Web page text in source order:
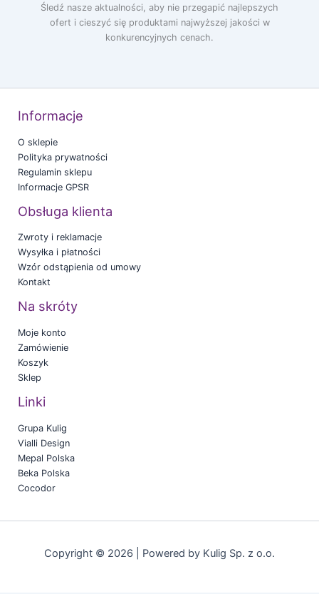
Śledź nasze aktualności, aby nie przegapić najlepszych
ofert i cieszyć się produktami najwyższej jakości w
konkurencyjnych cenach.
Informacje
O sklepie
Polityka prywatności
Regulamin sklepu
Informacje GPSR
Obsługa klienta
Zwroty i reklamacje
Wysyłka i płatności
Wzór odstąpienia od umowy
Kontakt
Na skróty
Moje konto
Zamówienie
Koszyk
Sklep
Linki
Grupa Kulig
Vialli Design
Mepal Polska
Beka Polska
Cocodor
Copyright © 2026 | Powered by Kulig Sp. z o.o.